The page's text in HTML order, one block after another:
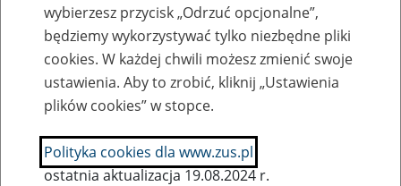
Nazwa zakładu pracy:
SZUKAJ
wybierzesz przycisk „Odrzuć opcjonalne”,
będziemy wykorzystywać tylko niezbędne pliki
cookies. W każdej chwili możesz zmienić swoje
ustawienia. Aby to zrobić, kliknij „Ustawienia
plików cookies” w stopce.
Polityka cookies dla www.zus.pl
ostatnia aktualizacja 19.08.2024 r.